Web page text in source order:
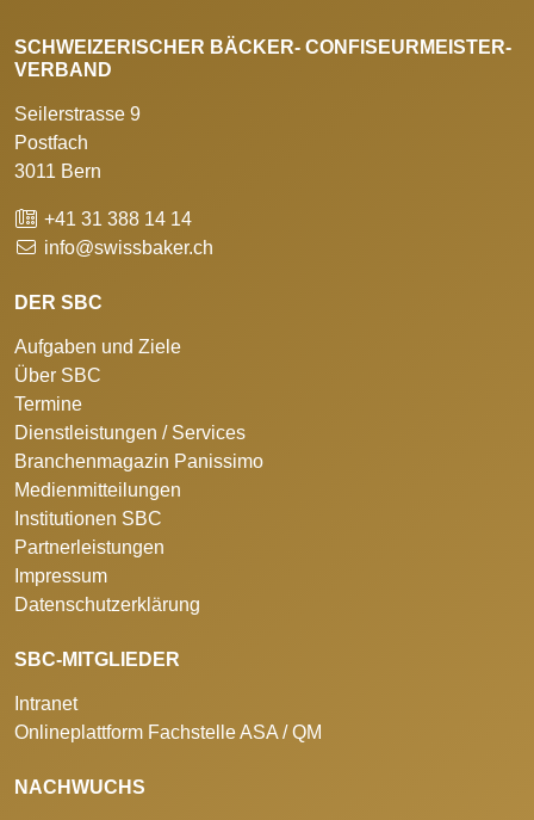
SCHWEIZERISCHER BÄCKER- CONFISEURMEISTER-
VERBAND
Seilerstrasse 9
Postfach
3011 Bern
+41 31 388 14 14
info@swissbaker.ch
DER SBC
Aufgaben und Ziele
Über SBC
Termine
Dienstleistungen / Services
Branchenmagazin Panissimo
Medienmitteilungen
Institutionen SBC
Partnerleistungen
Impressum
Datenschutzerklärung
SBC-MITGLIEDER
Intranet
Onlineplattform Fachstelle ASA / QM
NACHWUCHS